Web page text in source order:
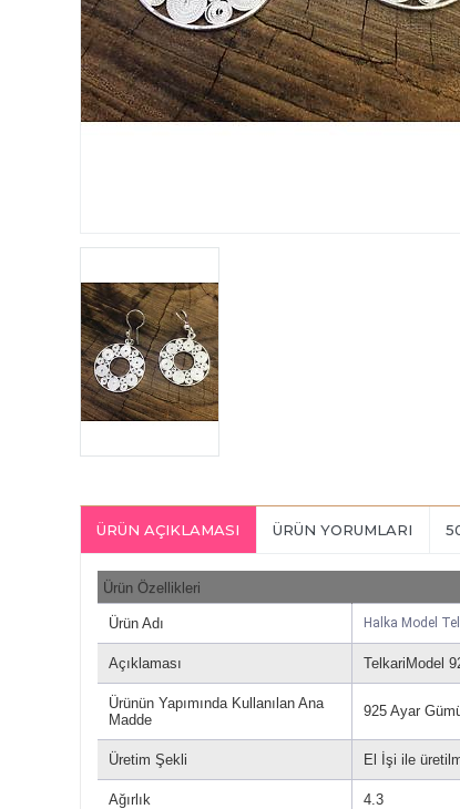
ÜRÜN AÇIKLAMASI ÜRÜN YORUMLARI
Ürün Özellikleri
Ürün Adı Halka Model
Açıklaması TelkariModel
Ürünün Yapımında Kullanılan Ana
Madde
925 Ayar
Üretim Şekli El İşi ile
Ağırlık 4.3